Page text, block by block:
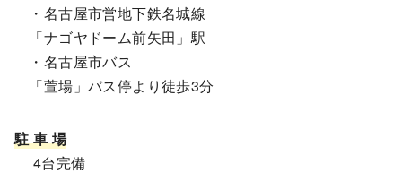
・名古屋市営地下鉄名城線
「ナゴヤドーム前矢田」駅
・名古屋市バス
「萱場」バス停より徒歩3分
駐 車 場
4台完備